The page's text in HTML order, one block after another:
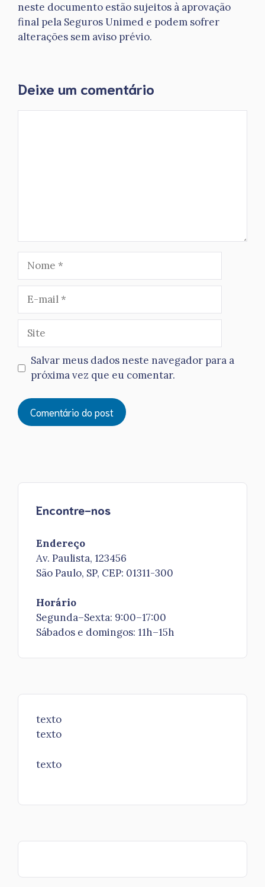
neste documento estão sujeitos à aprovação
final pela Seguros Unimed e podem sofrer
alterações sem aviso prévio.
Deixe um comentário
mail
Salvar meus dados neste navegador para a
próxima vez que eu comentar.
Encontre-nos
Endereço
Av. Paulista, 123456
São Paulo, SP, CEP: 01311-300
Horário
Segunda–Sexta: 9:00–17:00
Sábados e domingos: 11h–15h
texto
texto
texto